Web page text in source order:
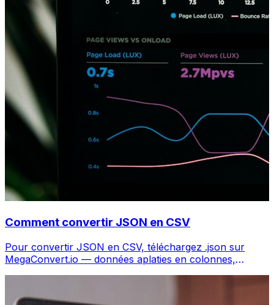
Comment convertir JSON en CSV
Pour convertir JSON en CSV, téléchargez .json sur
MegaConvert.io — données aplaties en colonnes,